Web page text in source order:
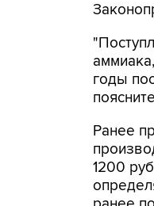
годы
Ранее
1200